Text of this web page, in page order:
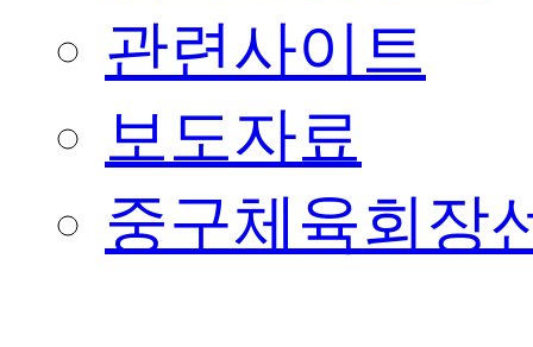
관련사이트
보도자료
중구체육회장